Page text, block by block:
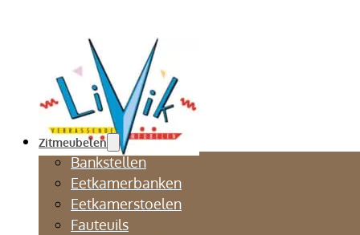
Zitmeubelen
Bankstellen
Eetkamerbanken
Eetkamerstoelen
Fauteuils